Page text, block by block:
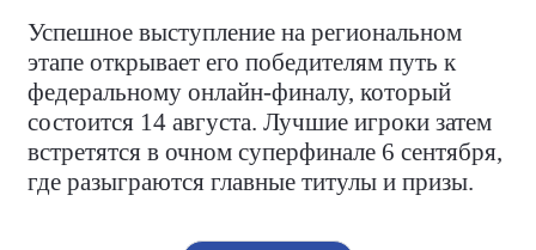
Успешное выступление на региональном
этапе открывает его победителям путь к
федеральному онлайн-финалу, который
состоится 14 августа. Лучшие игроки затем
встретятся в очном суперфинале 6 сентября,
где разыграются главные титулы и призы.